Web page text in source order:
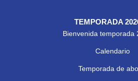
TEMPORADA
Bienvenida temporada
Calendario
Temporada de